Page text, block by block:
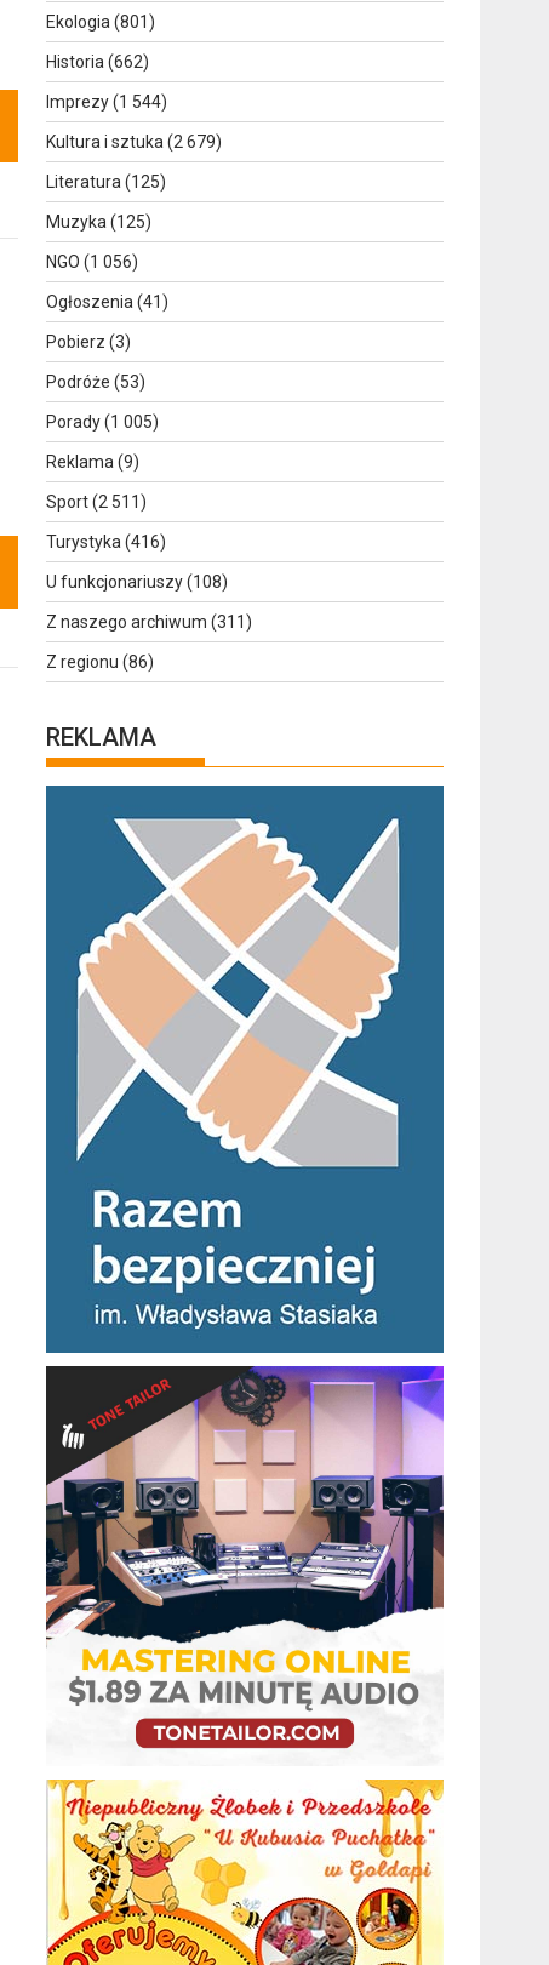
Ekologia (801)
Historia (662)
Imprezy(1 544)
Kultura i sztuka (2 679)
Literatura (125)
Muzyka (125)
NGO (1 056)
Ogłoszenia (41)
Pobierz (3)
Podróże (53)
Porady(1 005)
Reklama (9)
Sport(2 511)
Turystyka (416)
U funkcjonariuszy(108)
Z naszego archiwum (311)
Z regionu (86)
REKLAMA